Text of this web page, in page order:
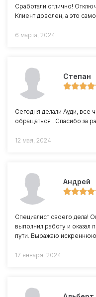
Сработали отлично!
Клиент доволен, а это
6 марта, 2024
Степан
Сегодня делали Ауди, все
обращаться . Спасибо за
12 мая, 2024
Андрей
Специалист своего дела!
выполнил работу и
пути. Выражаю искреннюю
17 января, 2024